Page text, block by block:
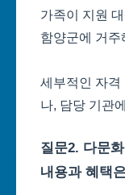
가족이 지원
함양군에 거주
세부적인 자격
나, 담당 기관
질문2. 다문
내용과 혜택